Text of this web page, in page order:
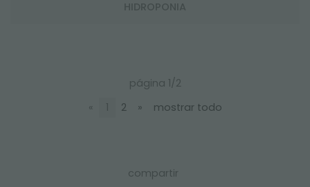
HIDROPONIA
página 1/2
«
1 2 » mostrar todo
compartir